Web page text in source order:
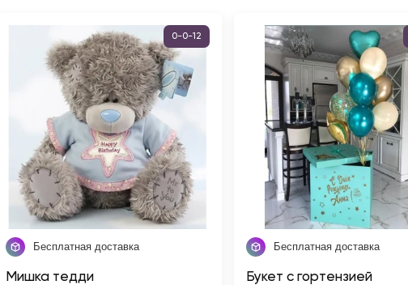
0-0-12
Бесплатная доставка
Мишка тедди
Бесплатная доставка
Букет с гортензией